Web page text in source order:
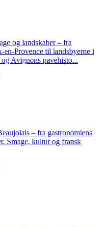
og landskaber – fra
en-Provence til landsbyerne i
Avignons pavehisto...
– fra gastronomiens
Smage, kultur og fransk